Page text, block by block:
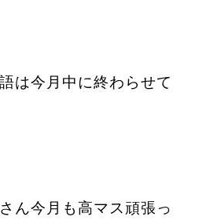
は今月中に終わらせて
ん今月も高マス頑張っ